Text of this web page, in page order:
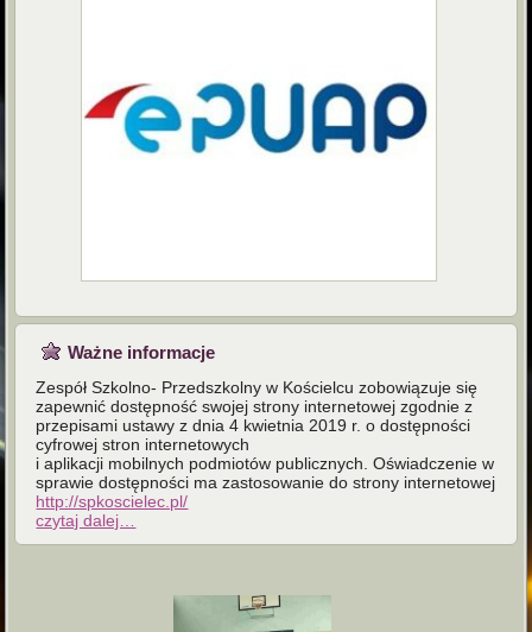
Ważne informacje
Zespół Szkolno- Przedszkolny w Kościelcu zobowiązuje się
zapewnić dostępność swojej strony internetowej zgodnie z
przepisami ustawy z dnia 4 kwietnia 2019 r. o dostępności
cyfrowej stron internetowych
i aplikacji mobilnych podmiotów publicznych. Oświadczenie w
sprawie dostępności ma zastosowanie do strony internetowej
http://spkoscielec.pl/
czytaj dalej…